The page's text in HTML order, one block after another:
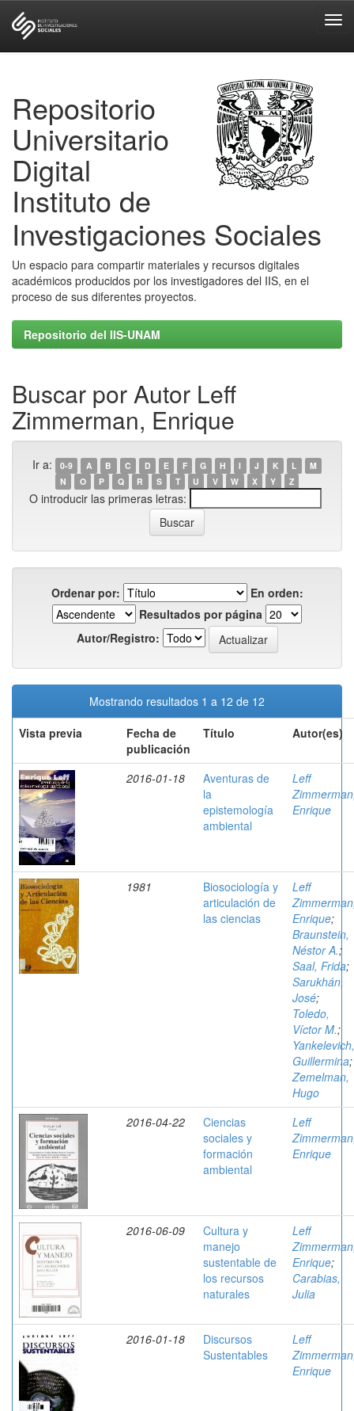
Repositorio
Universitario
Digital
Instituto de
Investigaciones Sociales
Un espacio para compartir materiales y recursos digitales
académicos producidos por los investigadores del IIS, en el
proceso de sus diferentes proyectos.
Repositorio del IIS-UNAM
Buscar por Autor Leff
Zimmerman, Enrique
Ir a: 0-9 A B C D E F G H I J K L
M
N
O P Q R S T U V W X Y Z
O introducir las primeras letras:
Ordenar por:
En orden:
Resultados por página
Autor/Registro:
Mostrando resultados 1 a 12 de 12
Vista previa
Fecha de
publicación
Título Autor(es)
2016-01-18
Aventuras de
la
epistemología
ambiental
Leff
Enrique
1981
Biosociología y
articulación de
las ciencias
Leff
Enrique;
Braunstein,
Néstor A.;
Saal, Frida;
Sarukhán,
José;
Toledo,
Víctor M.;
Yankelevich,
Guillermina;
Zemelman,
Hugo
2016-04-22
Ciencias
sociales y
formación
ambiental
Leff
Enrique
2016-06-09
Cultura y
manejo
sustentable de
los recursos
naturales
Leff
Enrique;
Carabias,
Julia
2016-01-18
Discursos
Sustentables
Leff
Enrique